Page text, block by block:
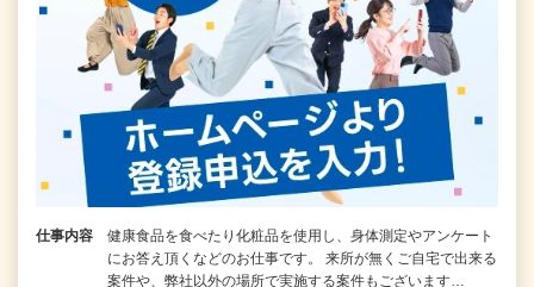
仕事内容
健康食品を食べたり化粧品を使用し、身体測定やアンケート
にお答え頂くなどのお仕事です。 来所が無くご自宅で出来る
案件や、弊社以外の場所で実施する案件もございます…